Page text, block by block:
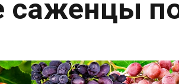
саженцы